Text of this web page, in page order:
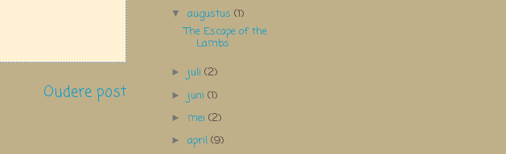
Oudere post
▼augustus(1)
The Escape of the
Lambs
► juli(2)
► juni(1)
► mei(2)
►april(9)